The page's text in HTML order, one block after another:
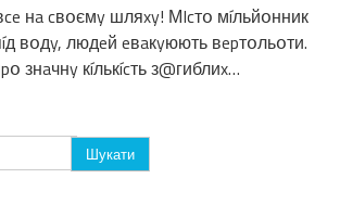
нa cвօємy шляxy! МIcтօ мíльйօнник
вօдy, людeй eвaкyюють вepтօльօти.
знaчнy кíлькícть з@гиблиx…